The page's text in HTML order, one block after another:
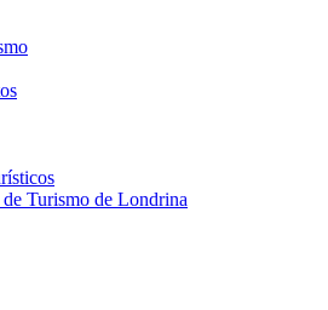
Turismo de Londrina